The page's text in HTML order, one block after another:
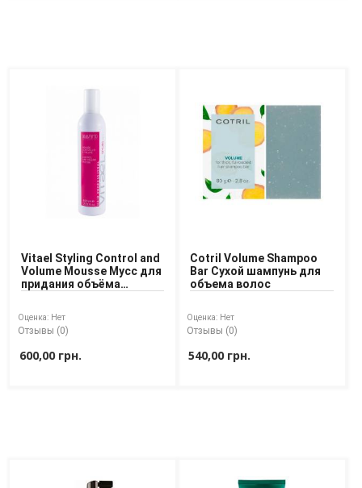
Доставка
Возврат товара
Vitael Styling Control and
Volume Mousse Мусс для
придания объёма
Оценка: Нет
Отзывы (0)
600,00 грн.
Cotril Volume Shampoo
Bar Сухой шампунь для
объема волос
Оценка: Нет
Отзывы (0)
540,00 грн.